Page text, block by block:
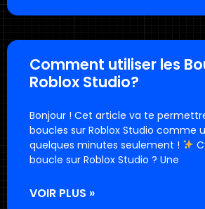
Comment utiliser les
Roblox Studio?
Bonjour ! Cet article va te
boucles sur Roblox Studio comme
quelques minutes seulement !
boucle sur Roblox Studio ? Une
VOIR PLUS »